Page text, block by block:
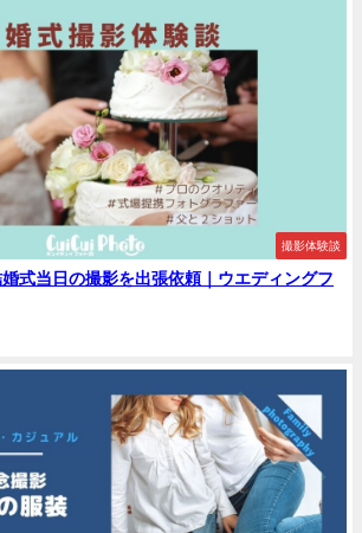
撮影体験談
式当日の撮影を出張依頼｜ウエディングフ